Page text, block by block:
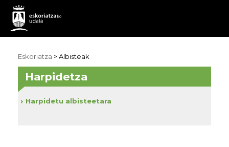
Eskoriatza >Albisteak
Harpidetza
Harpidetu albisteetara